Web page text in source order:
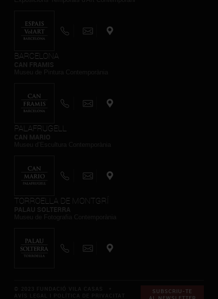
BARCELONA
PALAFRUGELL
TORROELLA DE MONTGRÍ
SUBSCRIU-TE